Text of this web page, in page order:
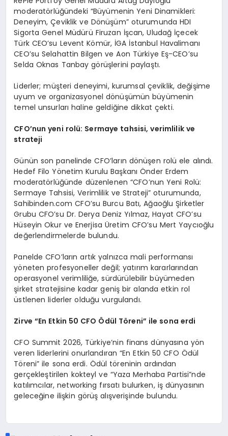
moderatörlüğündeki “Büyümenin Yeni Dinamikleri:
Deneyim, Çeviklik ve Dönüşüm” oturumunda HDI
Sigorta Genel Müdürü Firuzan İşcan, Uludağ İçecek
Türk CEO’su Levent Kömür, İGA İstanbul Havalimanı
CEO’su Selahattin Bilgen ve Aon Türkiye Eş-CEO’su
Selda Oknas Tanbay görüşlerini paylaştı.
Liderler; müşteri deneyimi, kurumsal çeviklik, değişime
uyum ve organizasyonel dönüşümün büyümenin
temel unsurları haline geldiğine dikkat çekti.
CFO’nun yeni rolü: Sermaye tahsisi, verimlilik ve
strateji
Günün son panelinde CFO’ların dönüşen rolü ele alındı.
Hedef Filo Yönetim Kurulu Başkanı Önder Erdem
moderatörlüğünde düzenlenen “CFO’nun Yeni Rolü:
Sermaye Tahsisi, Verimlilik ve Strateji” oturumunda,
Sahibinden.com CFO’su Burcu Batı, Ağaoğlu Şirketler
Grubu CFO’su Dr. Derya Deniz Yılmaz, Hayat CFO’su
Hüseyin Okur ve Enerjisa Üretim CFO’su Mert Yaycıoğlu
değerlendirmelerde bulundu.
Panelde CFO’ların artık yalnızca mali performansı
yöneten profesyoneller değil; yatırım kararlarından
operasyonel verimliliğe, sürdürülebilir büyümeden
şirket stratejisine kadar geniş bir alanda etkin rol
üstlenen liderler olduğu vurgulandı.
Zirve “En Etkin 50 CFO Ödül Töreni” ile sona erdi
CFO Summit 2026, Türkiye’nin finans dünyasına yön
veren liderlerini onurlandıran “En Etkin 50 CFO Ödül
Töreni” ile sona erdi. Ödül töreninin ardından
gerçekleştirilen kokteyl ve “Yaza Merhaba Partisi”nde
katılımcılar, networking fırsatı bulurken, iş dünyasının
geleceğine ilişkin görüş alışverişinde bulundu.